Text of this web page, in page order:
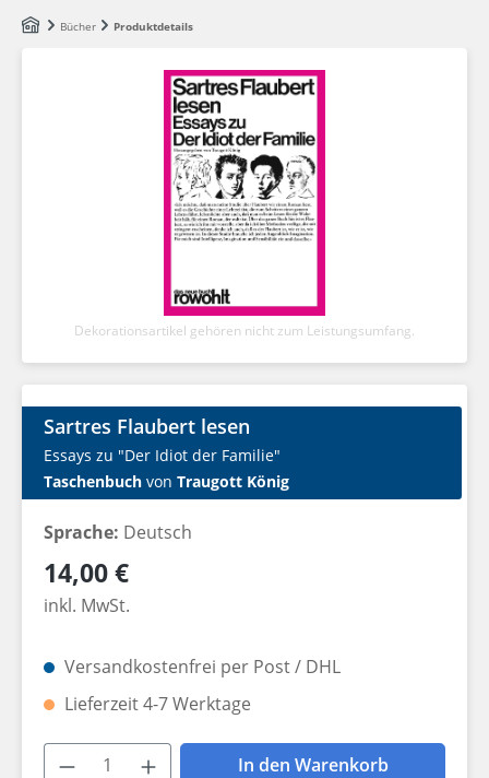
Zum Hauptinhalt springen
Bücher Produktdetails
Dekorationsartikel gehören nicht zum Leistungsumfang.
Sartres Flaubert lesen
Essays zu "Der Idiot der Familie"
Taschenbuch von Traugott König
Sprache: Deutsch
Regulärer Preis:
14,00 €
inkl. MwSt.
Versandkostenfrei per Post / DHL
Lieferzeit 4-7 Werktage
Produkt Anzahl: Gib den
In den Warenkorb